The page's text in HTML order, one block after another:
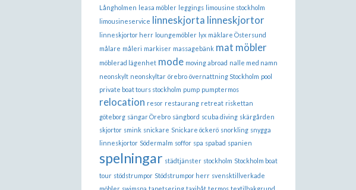
Långholmen leasa möbler leggings limousine stockholm
limousineservice linneskjorta linneskjortor
linneskjortor herr loungemöbler lyx mäklare Östersund
målare måleri markiser massagebänk mat möbler
möblerad lägenhet mode moving abroad nalle med namn
neonskylt neonskyltar örebro övernattning Stockholm pool
private boat tours stockholm pump pumptermos
relocation resor restaurang retreat riskettan
göteborg sängar Örebro sängbord scuba diving skärgården
skjortor smink snickare Snickare öckerö snorkling snygga
linneskjortor Södermalm soffor spa spabad spanien
spelningar städtjänster stockholm Stockholm boat
tour stödstrumpor Stödstrumpor herr svensktillverkade